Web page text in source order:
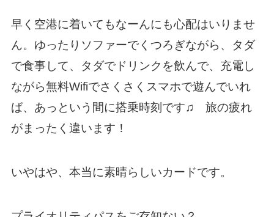
早く空港に着いてもなーんにも心配はいりませ
ん。ゆったりソファーでくつろぎながら、タダ
で食事して、タダでドリンクを飲んで、充電し
ながら無料Wifiでさくさくスマホで遊んでいれ
ば、あっという間に搭乗時刻です♫ 旅の疲れ
がまったく違います！
いやはや、本当に素晴らしいカードです。